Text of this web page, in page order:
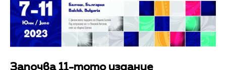
Започва 11-тото издание